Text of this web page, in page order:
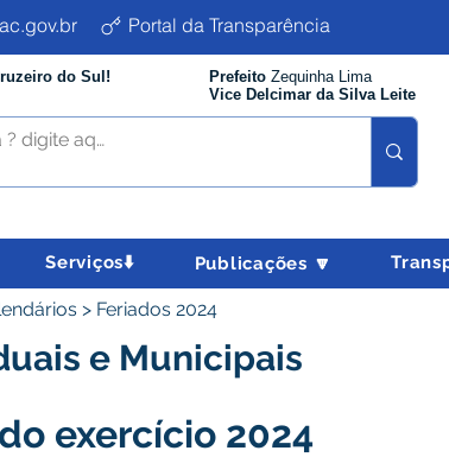
Portal da Transparência
do Sul! Prefeito Zequinha Lima
Vice Delcimar da Silva Leite
Serviços⬇️ Publicações 🔽
> Feriados 2024
e Municipais
exercício 2024